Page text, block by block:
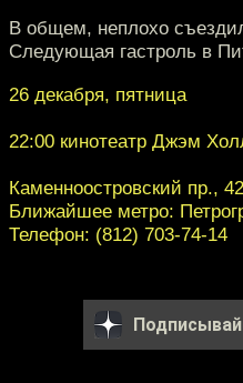
В общем, неплохо
Следующая гастроль в
26 декабря, пятница
22:00 кинотеатр Джэм
Каменноостровский пр., 42
Ближайшее метро:
Телефон: (812) 703-74-14